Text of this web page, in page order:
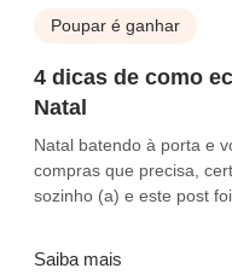
Poupar é ganhar
4 dicas de como
Natal
Natal batendo à porta e
compras que precisa,
sozinho (a) e este post
Saiba mais